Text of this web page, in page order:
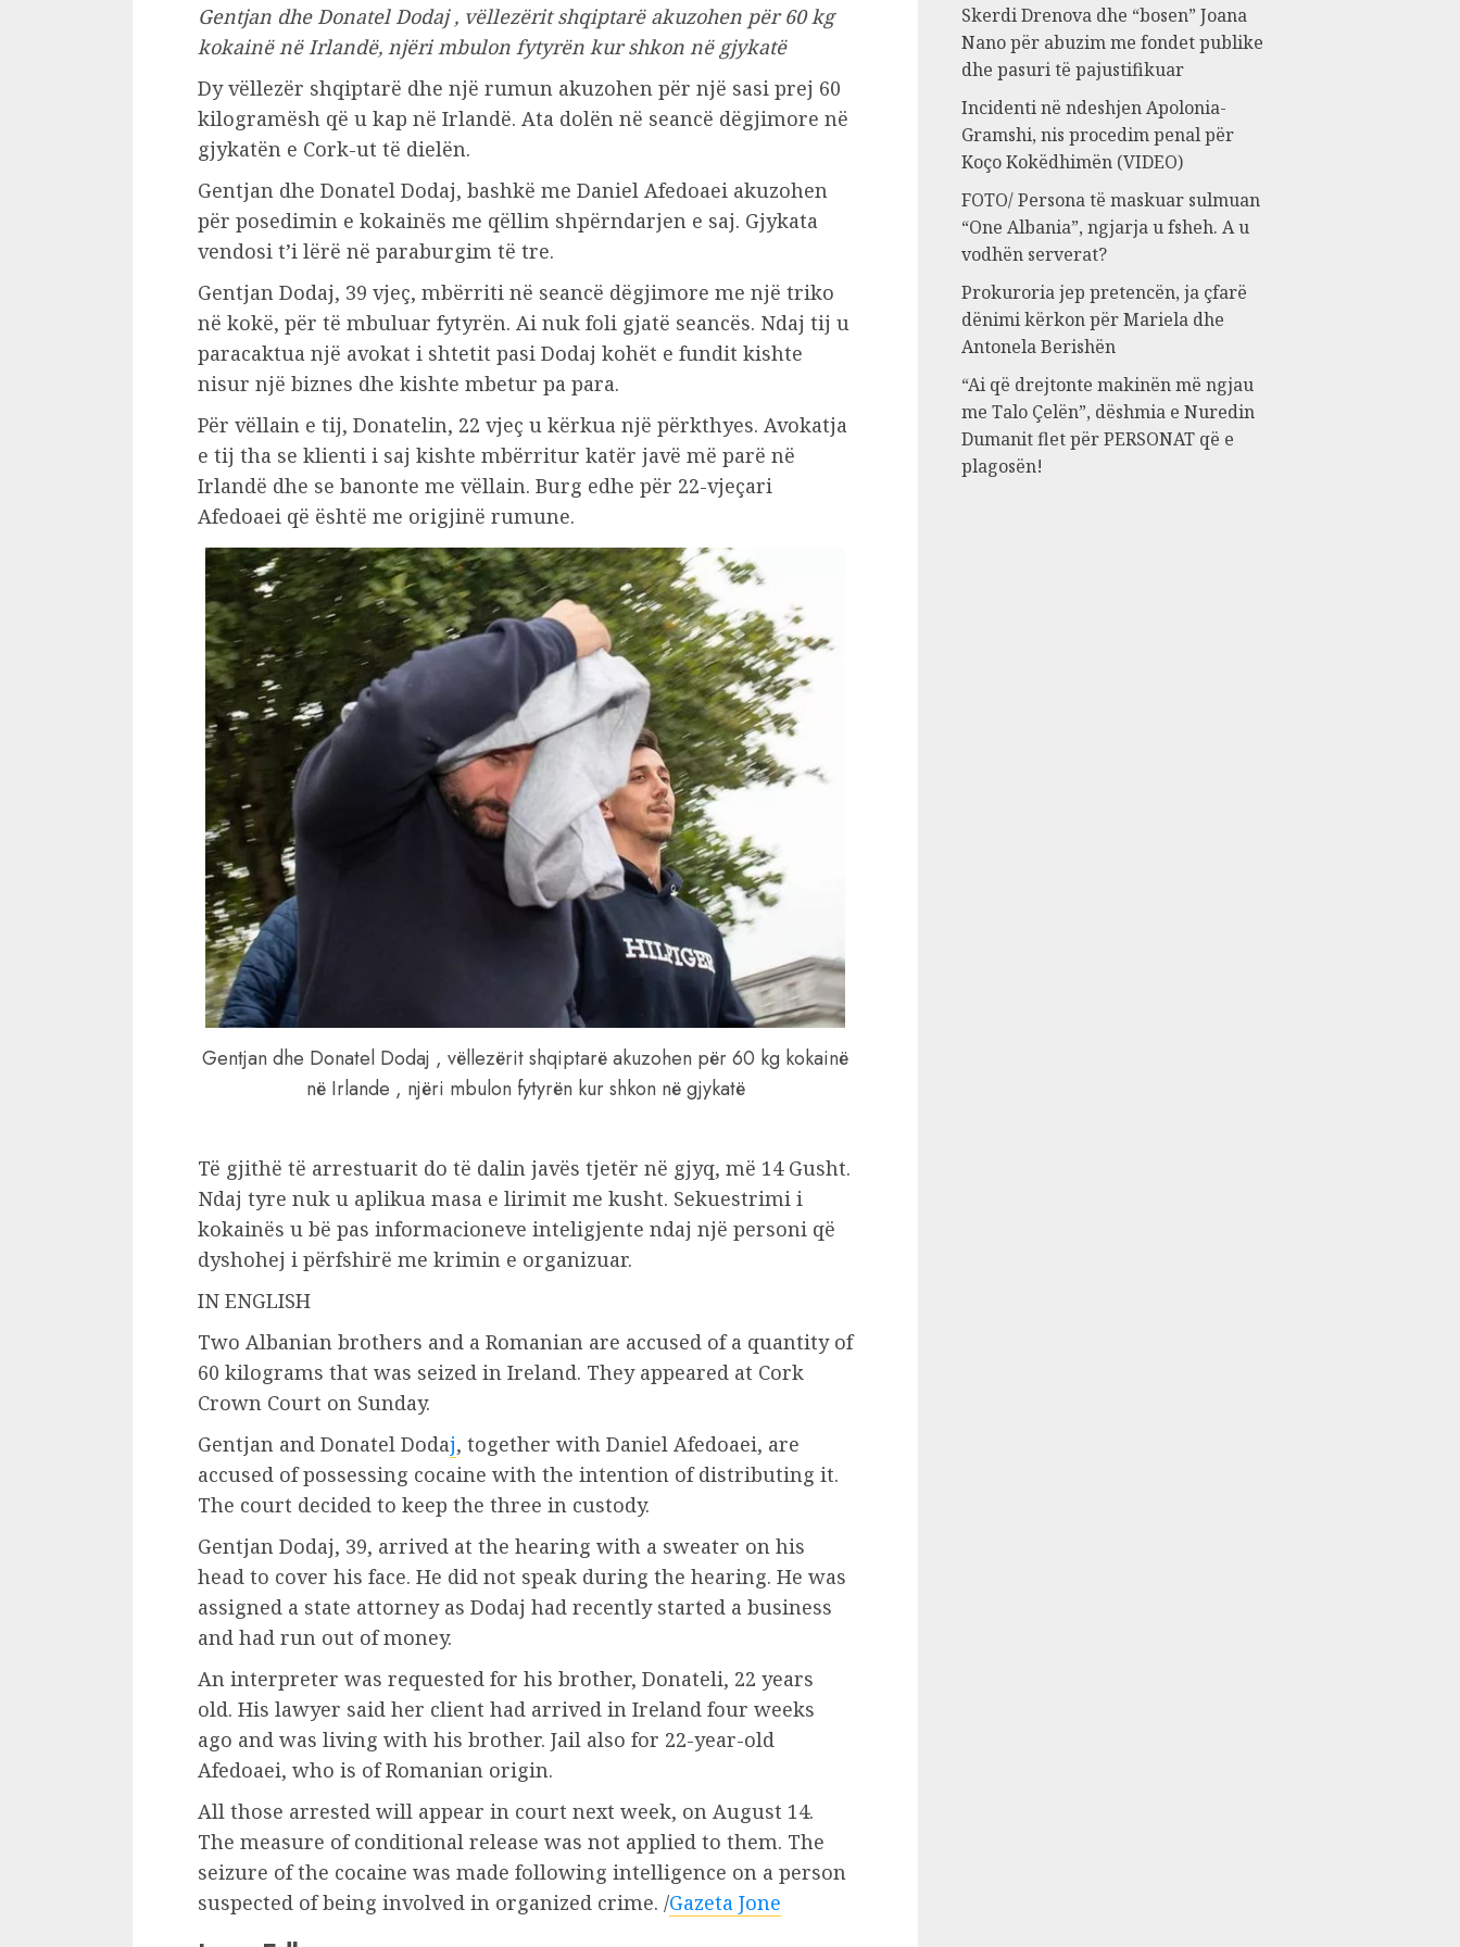
Gentjan dhe Donatel Dodaj , vëllezërit shqiptarë akuzohen për 60 kg
kokainë në Irlandë, njëri mbulon fytyrën kur shkon në gjykatë
Dy vëllezër shqiptarë dhe një rumun akuzohen për një sasi prej 60
kilogramësh që u kap në Irlandë. Ata dolën në seancë dëgjimore në
gjykatën e Cork-ut të dielën.
Gentjan dhe Donatel Dodaj, bashkë me Daniel Afedoaei akuzohen
për posedimin e kokainës me qëllim shpërndarjen e saj. Gjykata
vendosi t’i lërë në paraburgim të tre.
Gentjan Dodaj, 39 vjeç, mbërriti në seancë dëgjimore me një triko
në kokë, për të mbuluar fytyrën. Ai nuk foli gjatë seancës. Ndaj tij u
paracaktua një avokat i shtetit pasi Dodaj kohët e fundit kishte
nisur një biznes dhe kishte mbetur pa para.
Për vëllain e tij, Donatelin, 22 vjeç u kërkua një përkthyes. Avokatja
e tij tha se klienti i saj kishte mbërritur katër javë më parë në
Irlandë dhe se banonte me vëllain. Burg edhe për 22-vjeçari
Afedoaei që është me origjinë rumune.
Gentjan dhe Donatel Dodaj , vëllezërit shqiptarë akuzohen për 60 kg kokainë
në Irlande , njëri mbulon fytyrën kur shkon në gjykatë
Të gjithë të arrestuarit do të dalin javës tjetër në gjyq, më 14 Gusht.
Ndaj tyre nuk u aplikua masa e lirimit me kusht. Sekuestrimi i
kokainës u bë pas informacioneve inteligjente ndaj një personi që
dyshohej i përfshirë me krimin e organizuar.
IN ENGLISH
Two Albanian brothers and a Romanian are accused of a quantity of
60 kilograms that was seized in Ireland. They appeared at Cork
Crown Court on Sunday.
Gentjan and Donatel Dodaj, together with Daniel Afedoaei, are
accused of possessing cocaine with the intention of distributing it.
The court decided to keep the three in custody.
Gentjan Dodaj, 39, arrived at the hearing with a sweater on his
head to cover his face. He did not speak during the hearing. He was
assigned a state attorney as Dodaj had recently started a business
and had run out of money.
An interpreter was requested for his brother, Donateli, 22 years
old. His lawyer said her client had arrived in Ireland four weeks
ago and was living with his brother. Jail also for 22-year-old
Afedoaei, who is of Romanian origin.
All those arrested will appear in court next week, on August 14.
The measure of conditional release was not applied to them. The
seizure of the cocaine was made following intelligence on a person
suspected of being involved in organized crime. /Gazeta Jone
Skerdi Drenova dhe “bosen” Joana
Nano për abuzim me fondet publike
dhe pasuri të pajustifikuar
Incidenti në ndeshjen Apolonia-
Gramshi, nis procedim penal për
Koço Kokëdhimën (VIDEO)
FOTO/ Persona të maskuar sulmuan
“One Albania”, ngjarja u fsheh. A u
vodhën serverat?
Prokuroria jep pretencën, ja çfarë
dënimi kërkon për Mariela dhe
Antonela Berishën
“Ai që drejtonte makinën më ngjau
me Talo Çelën”, dëshmia e Nuredin
Dumanit flet për PERSONAT që e
plagosën!